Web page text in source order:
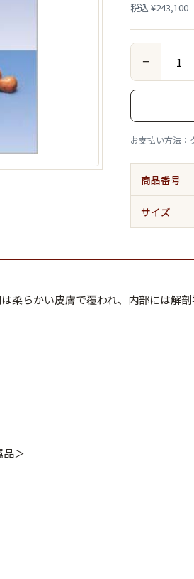
税込 ¥243,100
−
お支払い方法：
商品番号
サイズ
柔らかい皮膚で覆われ、内部には解
品＞